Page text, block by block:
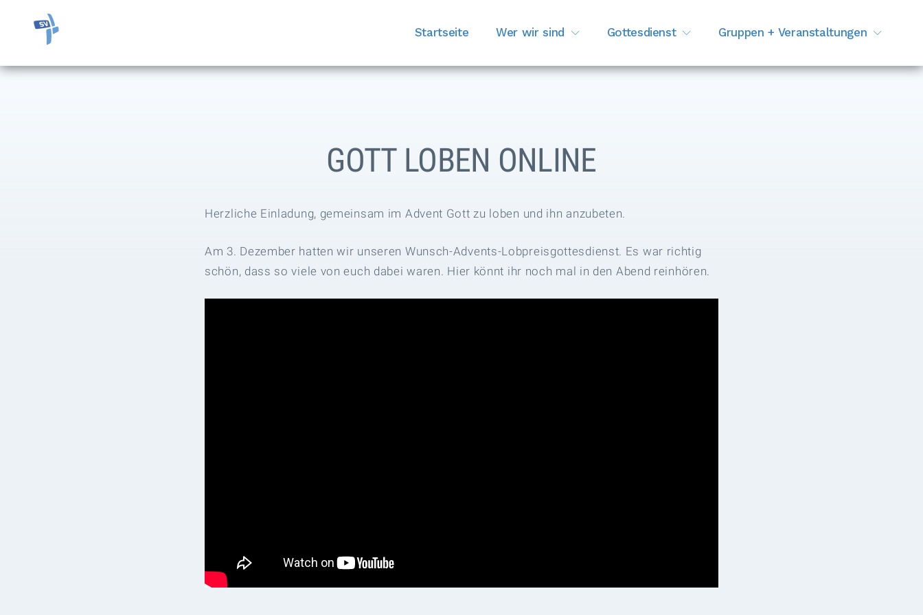
Skip
SV Schönaich Startseite Wer wir sind Gottesdienst Gruppen + Veranstaltungen
GOTT LOBEN ONLINE
Herzliche Einladung, gemeinsam im Advent Gott zu loben und ihn anzubeten.
Am 3. Dezember hatten wir unseren Wunsch-Advents-Lobpreisgottesdienst. Es war richtig
schön, dass so viele von euch dabei waren. Hier könnt ihr noch mal in den Abend reinhören.